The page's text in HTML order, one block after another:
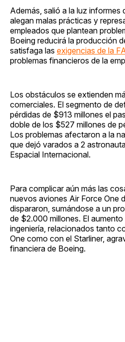
Además, salió a la luz informes
alegan malas prácticas y
empleados que plantean
Boeing reducirá la producción
satisfaga las exigencias de la
problemas financieros de la
Los obstáculos se extienden
comerciales. El segmento de
pérdidas de $913 millones el
doble de los $527 millones de
Los problemas afectaron a la
que dejó varados a 2
Espacial Internacional.
Para complicar aún más las
nuevos aviones Air Force One
dispararon, sumándose a un
de $2.000 millones. El
ingeniería, relacionados tanto
One como con el Starliner,
financiera de Boeing.